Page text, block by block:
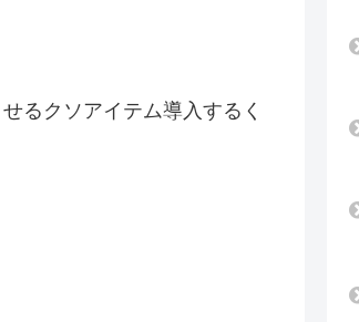
るクソアイテム導入するく